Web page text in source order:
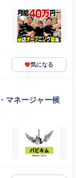
気になる
マネージャー候